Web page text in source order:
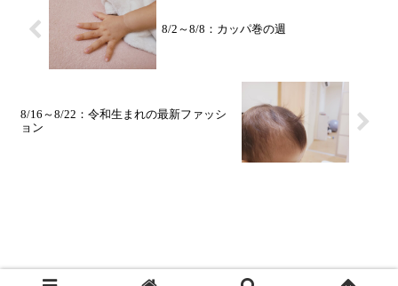
8/2～8/8：カッパ巻の週
8/16～8/22：令和生まれの最新ファッシ
ョン